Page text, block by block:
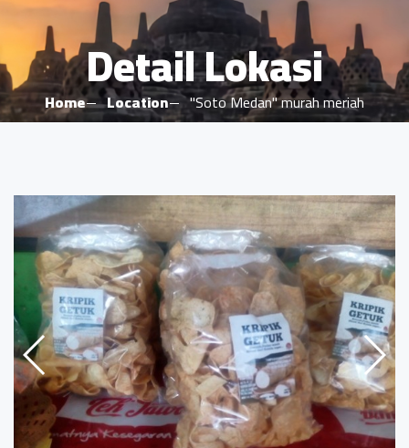
Detail Lokasi
Home Location "Soto Medan" murah meriah